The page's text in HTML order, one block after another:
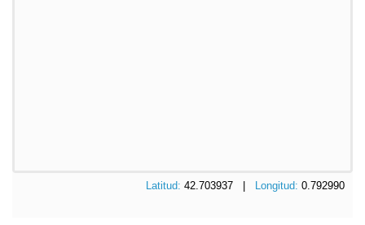
Latitud: 42.703937 | Longitud: 0.792990